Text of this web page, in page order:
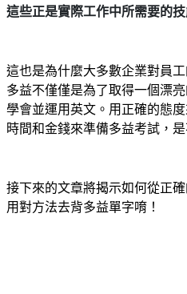
這些正是實際工作中所需要的技
這也是為什麼大多數企業對員
多益不僅僅是為了取得一個漂
學會並運用英文。用正確的態
時間和金錢來準備多益考試，是
接下來的文章將揭示如何從正
用對方法去背多益單字唷！